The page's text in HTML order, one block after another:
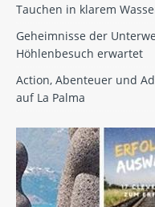
Tauchen in klarem
Geheimnisse der
Höhlenbesuch erwartet
Action, Abenteuer und
auf La Palma